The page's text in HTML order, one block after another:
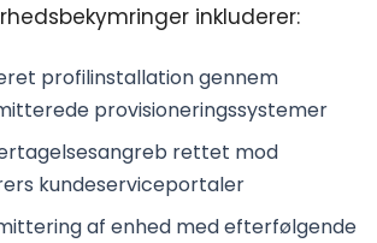
inkluderer:
profilinstallationgennem
provisioneringssystemer
rettet mod
kundeserviceportaler
af enhedmed efterfølgende